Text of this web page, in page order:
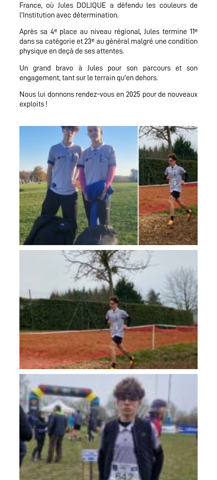
France, où Jules DOLIQUE a défendu les couleurs de
l’Institution avec détermination.
Après sa 4ᵉ place au niveau régional, Jules termine 11ᵉ
dans sa catégorie et 23ᵉ au général malgré une condition
physique en deçà de ses attentes.
Un grand bravo à Jules pour son parcours et son
engagement, tant sur le terrain qu’en dehors.
Nous lui donnons rendez-vous en 2025 pour de nouveaux
exploits !